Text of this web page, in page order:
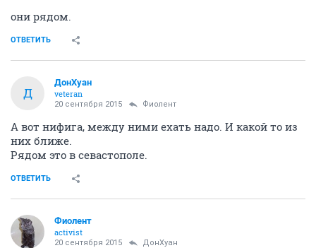
они рядом.
ОТВЕТИТЬ
Д
ДонХуан
veteran
20 сентября 2015 Фиолент
А вот нифига, между ними ехать надо. И какой то из
них ближе.
Рядом это в севастополе.
ОТВЕТИТЬ
Фиолент
activist
20 сентября 2015 ДонХуан